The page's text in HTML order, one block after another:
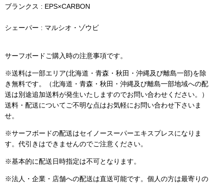
ブランクス : EPS×CARBON
シェーパー : マルシオ・ゾウビ
サーフボードご購入時の注意事項です。
※送料は一部エリア(北海道・青森・秋田・沖縄及び離島一部)を除
き無料です。（北海道・青森・秋田・沖縄及び離島一部地域への配
送は別途追加送料が発生いたしますのでお問い合わせください。）
送料・配送についてご不明な点はお気軽にお問い合わせ下さいま
せ。
※サーフボードの配送はセイノースーパーエキスプレスになりま
す。代引きはできませんのでご注意ください。
※基本的に配送日時指定は不可となります。
※法人・企業・店舗への配送は直送可能です。個人の方は最寄りの